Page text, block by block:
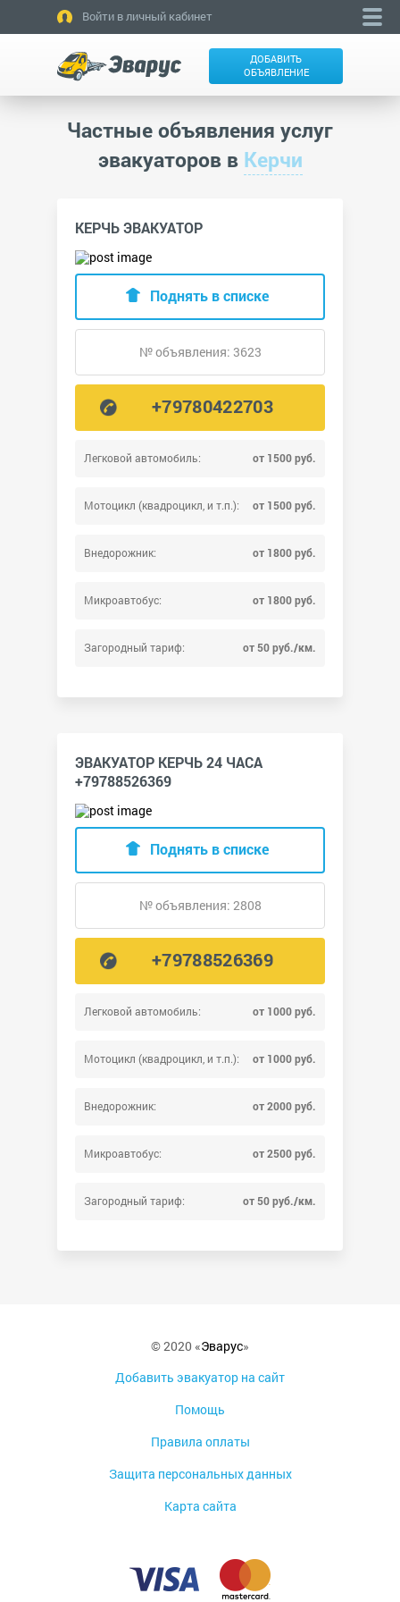
Войти в личный кабинет
ДОБАВИТЬ
ОБЪЯВЛЕНИЕ
Частные объявления услуг
эвакуаторов в Керчи
КЕРЧЬ ЭВАКУАТОР
Легковой автомобиль: от 1500 руб.
Мотоцикл (квадроцикл, и т.п.): от 1500 руб.
Внедорожник: от 1800 руб.
Микроавтобус: от 1800 руб.
Загородный тариф: от 50 руб./км.
Поднять в списке
№ объявления: 3623
+79780422703
ЭВАКУАТОР КЕРЧЬ 24 ЧАСА
+79788526369
Легковой автомобиль: от 1000 руб.
Мотоцикл (квадроцикл, и т.п.): от 1000 руб.
Внедорожник: от 2000 руб.
Микроавтобус: от 2500 руб.
Загородный тариф: от 50 руб./км.
Поднять в списке
№ объявления: 2808
+79788526369
© 2020 «Эварус»
Добавить эвакуатор на сайт
Помощь
Правила оплаты
Защита персональных данных
Карта сайта